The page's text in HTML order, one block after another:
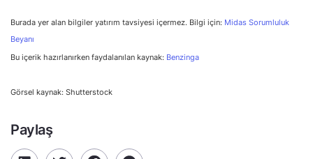
Burada yer alan bilgiler yatırım tavsiyesi içermez. Bilgi için: Midas Sorumluluk
Beyanı
Bu içerik hazırlanırken faydalanılan kaynak: Benzinga
Görsel kaynak: Shutterstock
Paylaş